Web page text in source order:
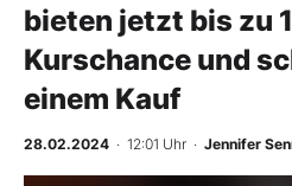
Finanz-Check
Abo & Shop
BO-Musterdepots
bieten jetzt bis zu
Kurschance und
einem Kauf
28.02.2024 · 12:01 Uhr · Jennifer